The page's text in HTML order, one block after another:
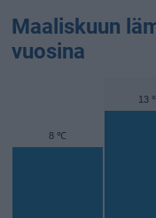
Maaliskuun
vuosina
8 ℃
13